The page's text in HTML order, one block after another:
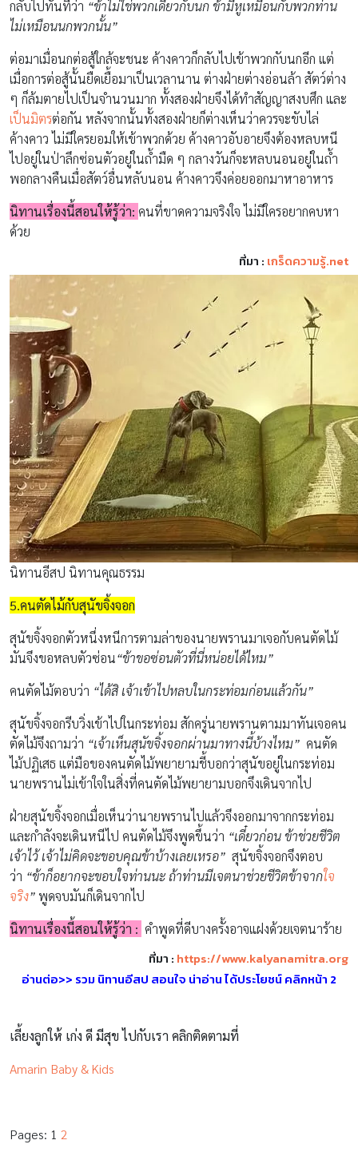
กลับไปทันทีว่า “ข้าไม่ใช่พวกเดียวกับนก ข้ามีหูเหมือนกับพวกท่าน
ไม่เหมือนนกพวกนั้น”
ต่อมาเมื่อนกต่อสู้ใกล้จะชนะ ค้างคาวก็กลับไปเข้าพวกกับนกอีก แต่
เมื่อการต่อสู้นั้นยืดเยื้อมาเป็นเวลานาน ต่างฝ่ายต่างอ่อนล้า สัตว์ต่าง
ๆ ก็ล้มตายไปเป็นจำนวนมาก ทั้งสองฝ่ายจึงได้ทำสัญญาสงบศึก และ
เป็นมิตรต่อกัน หลังจากนั้นทั้งสองฝ่ายก็ต่างเห็นว่าควรจะขับไล่
ค้างคาว ไม่มีใครยอมให้เข้าพวกด้วย ค้างคาวอับอายจึงต้องหลบหนี
ไปอยู่ในป่าลึกซ่อนตัวอยู่ในถ้ำมืด ๆ กลางวันก็จะหลบนอนอยู่ในถ้ำ
พอกลางคืนเมื่อสัตว์อื่นหลับนอน ค้างคาวจึงค่อยออกมาหาอาหาร
นิทานเรื่องนี้สอนให้รู้ว่า: คนที่ขาดความจริงใจ ไม่มีใครอยากคบหา
ด้วย
ที่มา : เกร็ดความรู้.net
นิทานอีสป นิทานคุณธรรม
5.คนตัดไม้กับสุนัขจิ้งจอก
สุนัขจิ้งจอกตัวหนึ่งหนีการตามล่าของนายพรานมาเจอกับคนตัดไม้
มันจึงขอหลบตัวซ่อน“ข้าขอซ่อนตัวที่นี่หน่อยได้ไหม”
คนตัดไม้ตอบว่า “ได้สิ เจ้าเข้าไปหลบในกระท่อมก่อนแล้วกัน”
สุนัขจิ้งจอกรีบวิ่งเข้าไปในกระท่อม สักครู่นายพรานตามมาทันเจอคน
ตัดไม้จึงถามว่า “เจ้าเห็นสุนัขจิ้งจอกผ่านมาทางนี้บ้างไหม” คนตัด
ไม้ปฏิเสธ แต่มือของคนตัดไม้พยายามชี้บอกว่าสุนัขอยู่ในกระท่อม
นายพรานไม่เข้าใจในสิ่งที่คนตัดไม้พยายามบอกจึงเดินจากไป
ฝ่ายสุนัขจิ้งจอกเมื่อเห็นว่านายพรานไปแล้วจึงออกมาจากกระท่อม
และกำลังจะเดินหนีไป คนตัดไม้จึงพูดขึ้นว่า “เดี๋ยวก่อน ข้าช่วยชีวิต
เจ้าไว้ เจ้าไม่คิดจะขอบคุณข้าบ้างเลยเหรอ” สุนัขจิ้งจอกจึงตอบ
ว่า “ข้าก็อยากจะขอบใจท่านนะ ถ้าท่านมีเจตนาช่วยชีวิตข้าจากใจ
จริง” พูดจบมันก็เดินจากไป
นิทานเรื่องนี้สอนให้รู้ว่า : คำพูดที่ดีบางครั้งอาจแฝงด้วยเจตนาร้าย
ที่มา : https://www.kalyanamitra.org
อ่านต่อ>> รวม นิทานอีสป สอนใจ น่าอ่าน ได้ประโยชน์ คลิกหน้า 2
เลี้ยงลูกให้ เก่ง ดี มีสุข ไปกับเรา คลิกติดตามที่
Amarin Baby & Kids
Pages: 1 2